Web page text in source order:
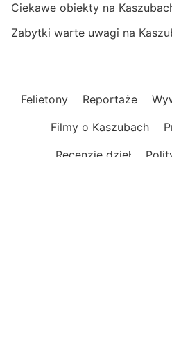
Ciekawe obiekty na
Zabytki warte uwagi na
Felietony Reportaże
Filmy o Kaszubach
Recenzje dzieł